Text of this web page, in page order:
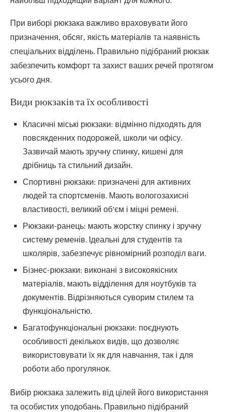
При виборі рюкзака важливо враховувати його
призначення, обсяг, якість матеріалів та наявність
спеціальних відділень. Правильно підібраний рюкзак
забезпечить комфорт та захист ваших речей протягом
усього дня.
Види рюкзаків та їх особливості
Класичні міські рюкзаки: відмінно підходять для
повсякденних подорожей, школи чи офісу.
Зазвичай мають зручну спинку, кишені для
дрібниць та стильний дизайн.
Спортивні рюкзаки: призначені для активних
людей та спортсменів. Мають вологозахисні
властивості, великий об’єм і міцні ремені.
Рюкзаки-ранець: мають жорстку спинку і зручну
систему ременів. Ідеальні для студентів та
школярів, забезпечує рівномірний розподіл ваги.
Бізнес-рюкзаки: виконані з високоякісних
матеріалів, мають відділення для ноутбуків та
документів. Відрізняються суворим стилем та
функціональністю.
Багатофункціональні рюкзаки: поєднують
особливості декількох видів, що дозволяє
використовувати їх як для навчання, так і для
роботи або прогулянок.
Вибір рюкзака залежить від цілей його використання
та особистих уподобань. Правильно підібраний